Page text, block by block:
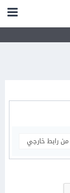
رابط خارجي